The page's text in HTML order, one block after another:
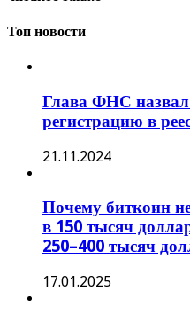
Топ новости
Глава ФНС назвал
регистрацию в
21.11.2024
Почему биткоин
в 150 тысяч
250–400 тысяч
17.01.2025